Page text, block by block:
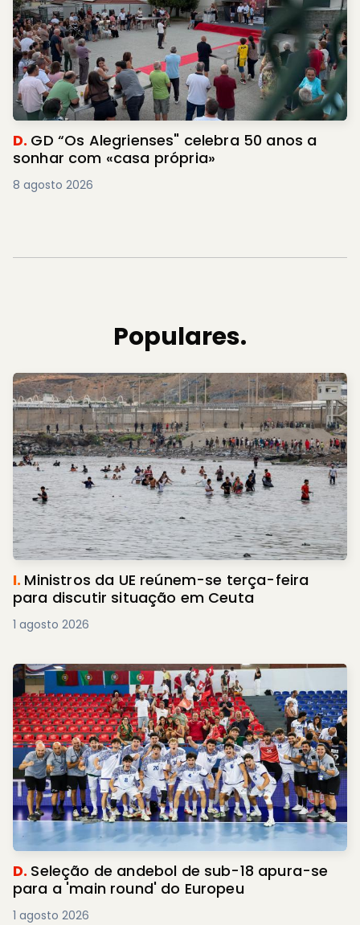
D. GD “Os Alegrienses" celebra 50 anos a
sonhar com «casa própria»
8 agosto 2026
Populares.
I. Ministros da UE reúnem-se terça-feira
para discutir situação em Ceuta
1 agosto 2026
D. Seleção de andebol de sub-18 apura-se
para a 'main round' do Europeu
1 agosto 2026